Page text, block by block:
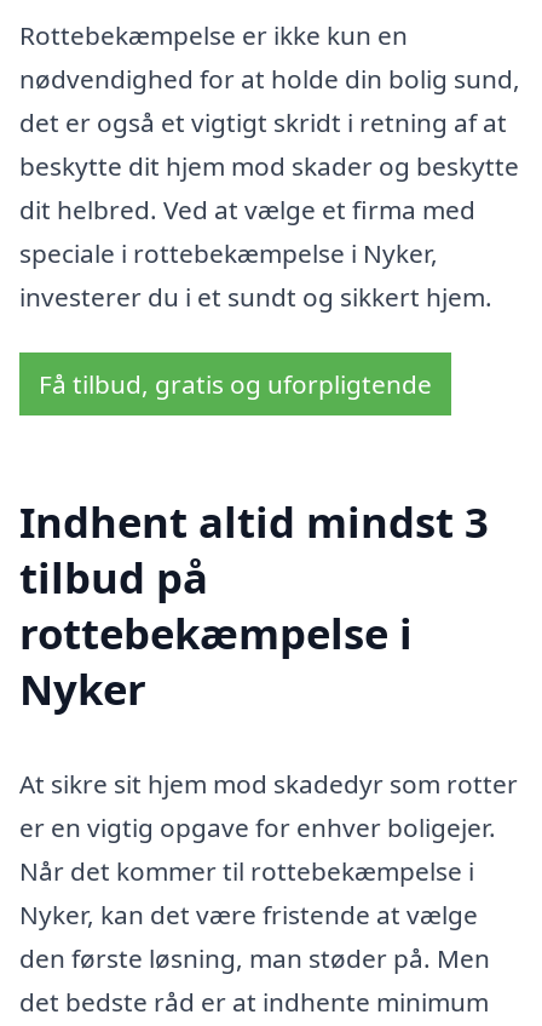
Rottebekæmpelse er ikke kun en
nødvendighed for at holde din bolig sund,
det er også et vigtigt skridt i retning af at
beskytte dit hjem mod skader og beskytte
dit helbred. Ved at vælge et firma med
speciale i rottebekæmpelse i Nyker,
investerer du i et sundt og sikkert hjem.
Få tilbud, gratis og uforpligtende
Indhent altid mindst 3
tilbud på
rottebekæmpelse i
Nyker
At sikre sit hjem mod skadedyr som rotter
er en vigtig opgave for enhver boligejer.
Når det kommer til rottebekæmpelse i
Nyker, kan det være fristende at vælge
den første løsning, man støder på. Men
det bedste råd er at indhente minimum